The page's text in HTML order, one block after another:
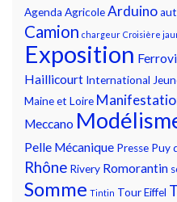
Agenda AgricoleArduino
Camion chargeur Croisière
Exposition
Haillicourt International
Maine et Loire
Meccano
Pelle Mécanique Presse Puy
Rhône Rivery Romorantin
Somme Tintin Tour Eiffel